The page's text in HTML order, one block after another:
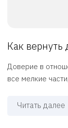
Как вернуть
Доверие в
все мелкие
Читать далее